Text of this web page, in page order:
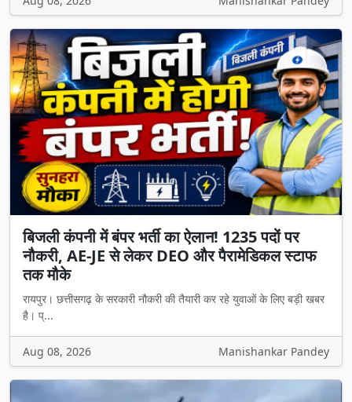
बिजली कंपनी में बंपर भर्ती का ऐलान! 1235 पदों पर
नौकरी, AE-JE से लेकर DEO और पैरामेडिकल स्टाफ
तक मौके
रायपुर। छत्तीसगढ़ के सरकारी नौकरी की तैयारी कर रहे युवाओं के लिए बड़ी खबर
है। प्...
Aug 08, 2026 Manishankar Pandey